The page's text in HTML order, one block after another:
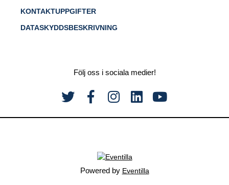
KONTAKTUPPGIFTER
DATASKYDDSBESKRIVNING
Följ oss i sociala medier!
Powered by Eventilla